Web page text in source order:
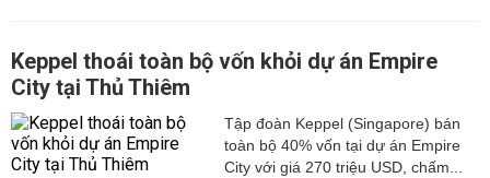
Keppel thoái toàn bộ vốn khỏi dự án Empire
City tại Thủ Thiêm
Tập đoàn Keppel (Singapore) bán
toàn bộ 40% vốn tại dự án Empire
City với giá 270 triệu USD, chấm...